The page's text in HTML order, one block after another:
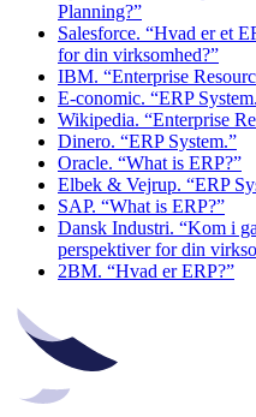
Planning?”
Salesforce. “Hvad er et
for din virksomhed?”
IBM. “Enterprise
E-conomic. “ERP
Wikipedia. “Enterprise
Dinero. “ERP System.”
Oracle. “What is ERP?”
Elbek & Vejrup. “ERP
SAP. “What is ERP?”
Dansk Industri. “Kom i
perspektiver for din
2BM. “Hvad er ERP?”